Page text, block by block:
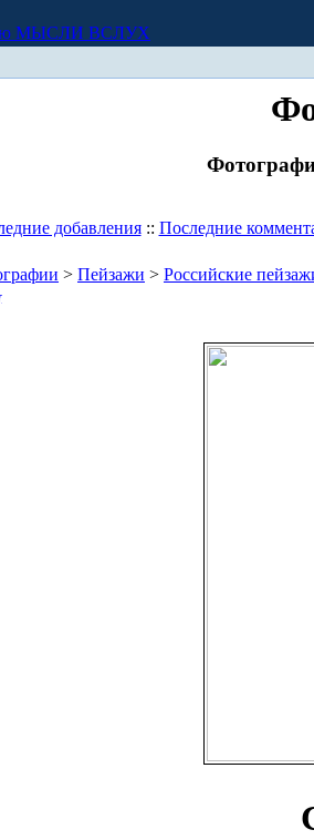
МЫСЛИ ВСЛУХ
добавления:: Последние
> Пейзажи > Российские